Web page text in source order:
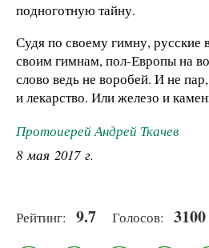
подноготную тайну.
Судя по своему гимну, русские
своим гимнам, пол-Европы на
слово ведь не воробей. И не
и лекарство. Или железо и
Протоиерей Андрей Ткачев
8 мая 2017 г.
Рейтинг: 9.7 Голосов: 3100